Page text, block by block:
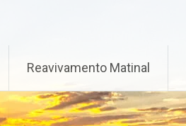
Reavivamento Matinal